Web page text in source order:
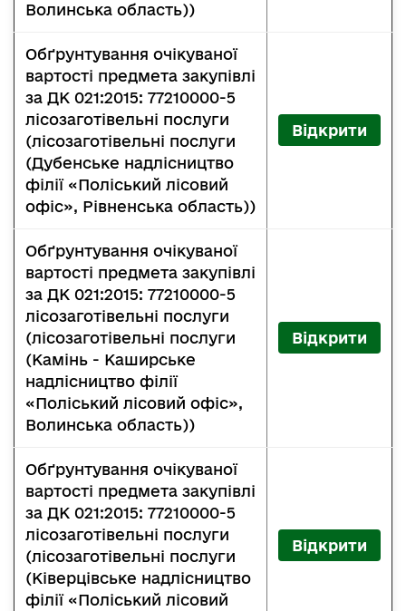
Волинська область))
Обґрунтування очікуваної
вартості предмета закупівлі
за ДК 021:2015: 77210000-5
лісозаготівельні послуги
(лісозаготівельні послуги
(Дубенське надлісництво
філії «Поліський лісовий
офіс», Рівненська область))
Відкрити
Обґрунтування очікуваної
вартості предмета закупівлі
за ДК 021:2015: 77210000-5
лісозаготівельні послуги
(лісозаготівельні послуги
(Камінь - Каширське
надлісництво філії
«Поліський лісовий офіс»,
Волинська область))
Відкрити
Обґрунтування очікуваної
вартості предмета закупівлі
за ДК 021:2015: 77210000-5
лісозаготівельні послуги
(лісозаготівельні послуги
(Ківерцівське надлісництво
філії «Поліський лісовий
Відкрити